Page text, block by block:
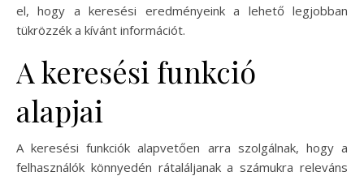
el, hogy a keresési eredményeink a lehető legjobban
tükrözzék a kívánt információt.
A keresési funkció
alapjai
A keresési funkciók alapvetően arra szolgálnak, hogy a
felhasználók könnyedén rátaláljanak a számukra releváns